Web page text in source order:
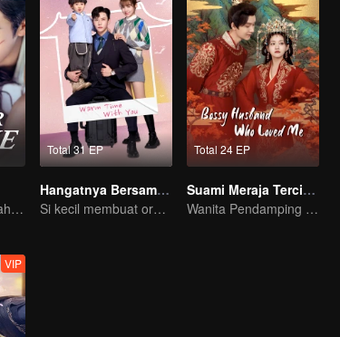
Berawal dari sebuah ciuman
Total 31 EP
Hangatnya Bersamamu
Si kecil membuat orang tua palsu jadi nyata
Total 24 EP
Suami Meraja Tercinta
Wanita Pendamping yang Mengubah Nasib Menjadi Permaisuri
VIP